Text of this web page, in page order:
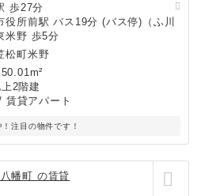
歩27分
役所前駅 バス19分 (バス停)（ふ川
米野 歩5分
松町米野
50.01m²
2階建
賃貸アパート
！注目の物件です！
幡町 の賃貸